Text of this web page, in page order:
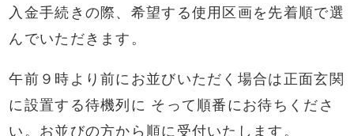
入金手続きの際、希望する使用区画を先着順で選
んでいただきます。
午前９時より前にお並びいただく場合は正面玄関
に設置する待機列に そって順番にお待ちくださ
い。お並びの方から順に受付いたします。